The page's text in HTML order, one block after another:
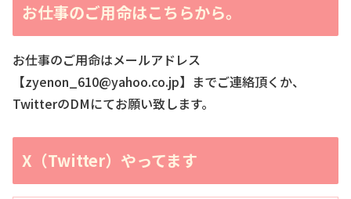
お仕事のご用命はこちらから。
お仕事のご用命はメールアドレス
【zyenon_610@yahoo.co.jp】までご連絡頂くか、
TwitterのDMにてお願い致します。
X（Twitter）やってます